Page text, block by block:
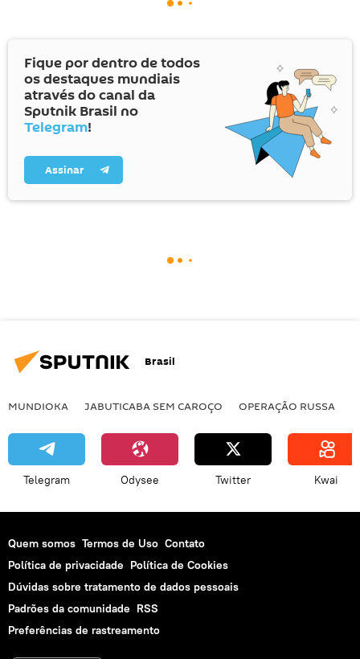
Fique por dentro de todos
os destaques mundiais
através do canal da
Sputnik Brasil no
Telegram!
Assinar
Brasil
MUNDIOKA JABUTICABA SEM CAROÇO OPERAÇÃO RUSSA
Telegram Odysee Twitter Kwai
Quem somos Termos de Uso Contato
Política de privacidade Política de Cookies
Dúvidas sobre tratamento de dados pessoais
Padrões da comunidade RSS
Preferências de rastreamento